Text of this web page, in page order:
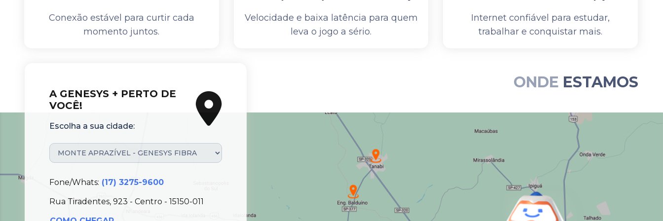
Conexão estável para curtir cada
momento juntos.
Velocidade e baixa latência para quem
leva o jogo a sério.
Internet confiável para estudar,
trabalhar e conquistar mais.
ONDE ESTAMOS
A GENESYS + PERTO DE
VOCÊ!
Escolha a sua cidade:
Fone/Whats: (17) 3275-9600
Rua Tiradentes, 923 - Centro - 15150-011